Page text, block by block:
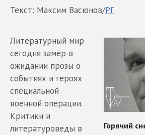
Текст: Максим Васюнов/РГ
Литературный мир
сегодня замер в
ожидании прозы о
событиях и героях
специальной
военной операции.
Критики и
литературоведы в